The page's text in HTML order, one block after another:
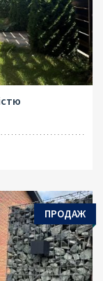
ПРОДАЖ